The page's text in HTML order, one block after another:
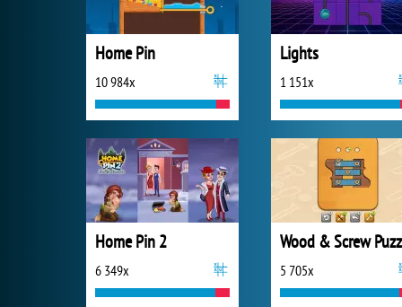
Home Pin
10 984x
Lights
1 151x
Home Pin 2
6 349x
Wood & Screw
5 705x